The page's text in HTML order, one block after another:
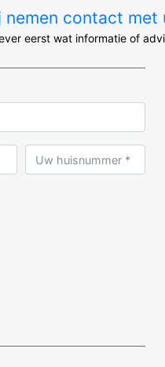
contact met
eerst wat informatie of